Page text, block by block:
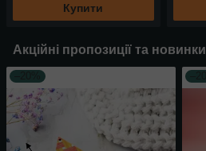
Купити
Акційні пропозиції та новинки